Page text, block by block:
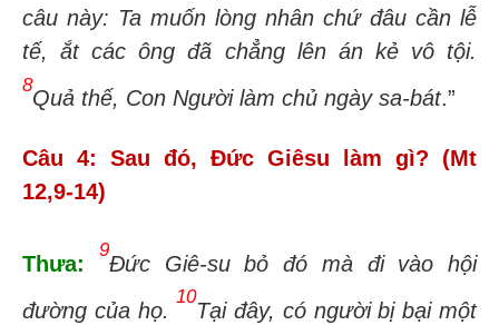
câu này: Ta muốn lòng nhân chứ đâu cần lễ
tế, ắt các ông đã chẳng lên án kẻ vô tội.
8
Quả thế, Con Người làm chủ ngày sa-bát.”
Câu 4: Sau đó, Đức Giêsu làm gì? (Mt
12,9-14)
Thưa:
9
Đức Giê-su bỏ đó mà đi vào hội
đường của họ.
10
Tại đây, có người bị bại một